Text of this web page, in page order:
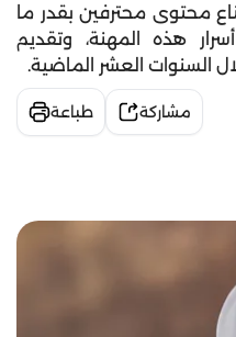
محتوى محترفين بقدر ما
هذه المهنة، وتقديم
السنوات العشر الماضية.
مشاركة طباعة